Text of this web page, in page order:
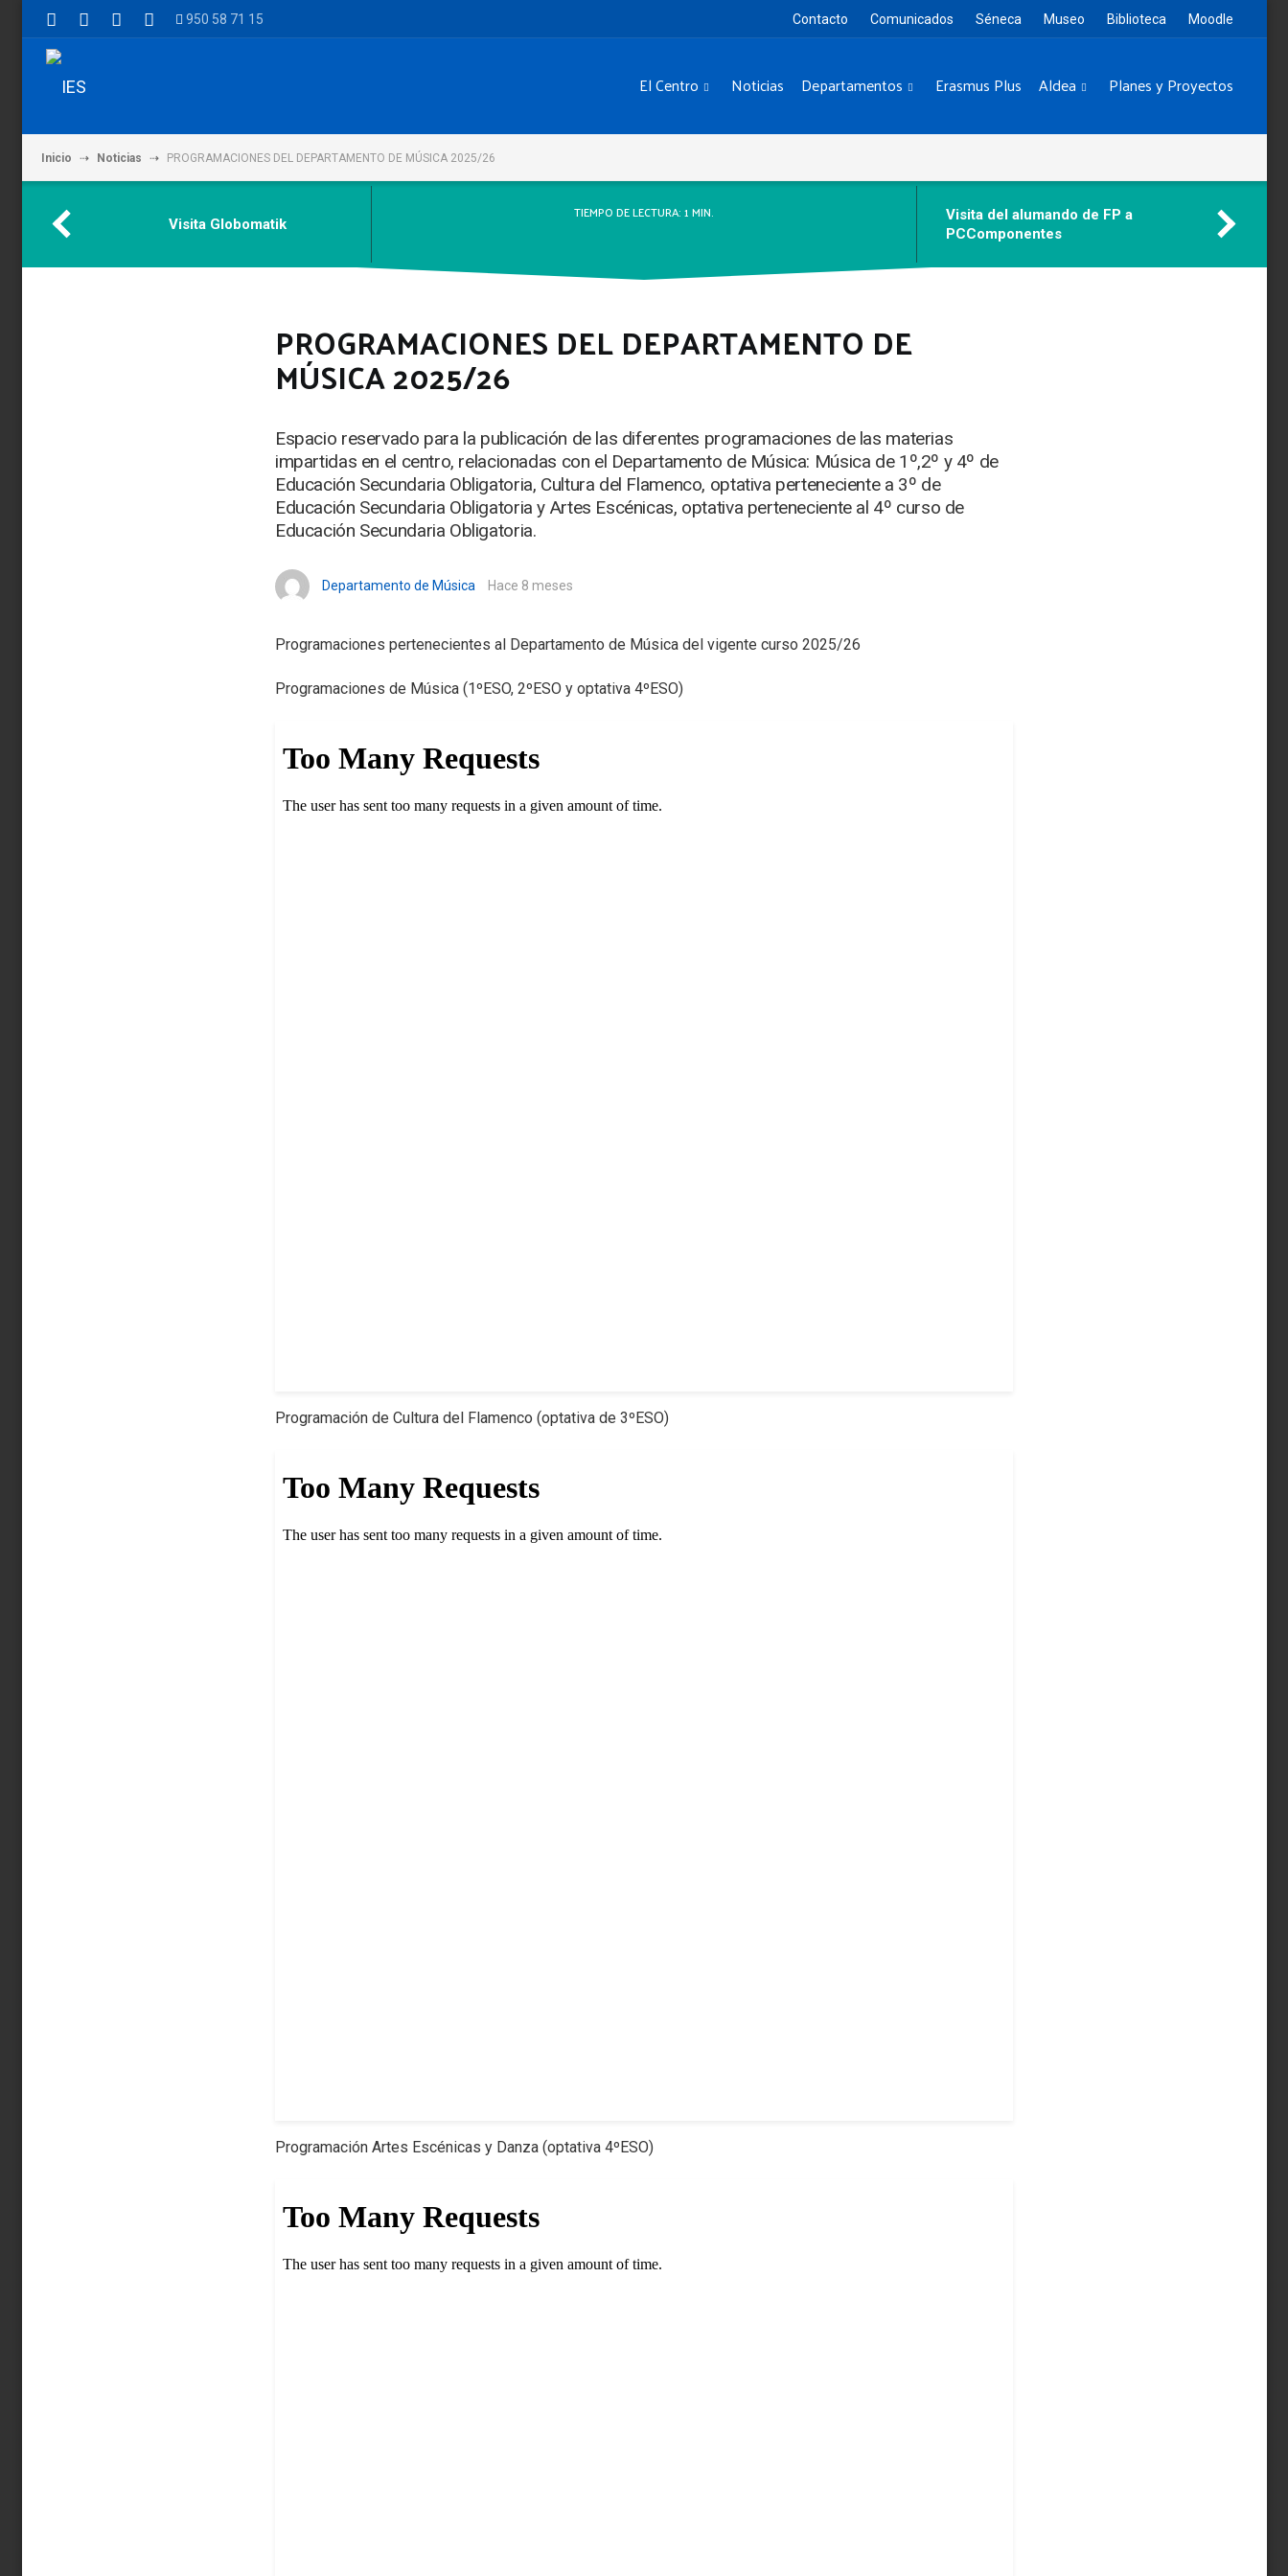
950 58 71 15 Contacto Comunicados Séneca Museo Biblioteca Moodle
El Centro Noticias Departamentos Erasmus Plus Aldea Planes y Proyectos
Inicio Noticias PROGRAMACIONES DEL DEPARTAMENTO DE MÚSICA 2025/26
Visita Globomatik
TIEMPO DE LECTURA:1MIN.
Visita del alumando de FP a
PCComponentes
PROGRAMACIONES DEL DEPARTAMENTO DE
MÚSICA 2025/26
Espacio reservado para la publicación de las diferentes programaciones de las materias
impartidas en el centro, relacionadas con el Departamento de Música: Música de 1º,2º y 4º de
Educación Secundaria Obligatoria, Cultura del Flamenco, optativa perteneciente a 3º de
Educación Secundaria Obligatoria y Artes Escénicas, optativa perteneciente al 4º curso de
Educación Secundaria Obligatoria.
Departamento de Música Hace 8 meses
Programaciones pertenecientes al Departamento de Música del vigente curso 2025/26
Programaciones de Música (1ºESO, 2ºESO y optativa 4ºESO)
Programación de Cultura del Flamenco (optativa de 3ºESO)
Programación Artes Escénicas y Danza (optativa 4ºESO)